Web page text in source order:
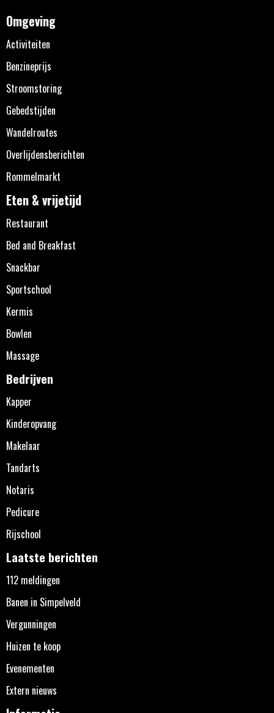
Omgeving
Activiteiten
Benzineprijs
Stroomstoring
Gebedstijden
Wandelroutes
Overlijdensberichten
Rommelmarkt
Eten & vrijetijd
Restaurant
Bed and Breakfast
Snackbar
Sportschool
Kermis
Bowlen
Massage
Bedrijven
Kapper
Kinderopvang
Makelaar
Tandarts
Notaris
Pedicure
Rijschool
Laatste berichten
112 meldingen
Banen in Simpelveld
Vergunningen
Huizen te koop
Evenementen
Extern nieuws